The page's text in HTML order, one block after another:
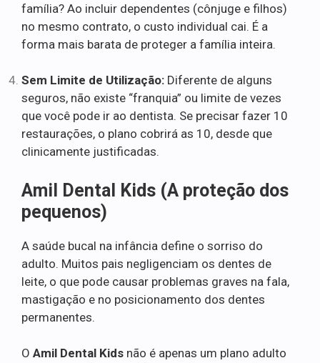
família? Ao incluir dependentes (cônjuge e filhos)
no mesmo contrato, o custo individual cai. É a
forma mais barata de proteger a família inteira.
Sem Limite de Utilização: Diferente de alguns
seguros, não existe “franquia” ou limite de vezes
que você pode ir ao dentista. Se precisar fazer 10
restaurações, o plano cobrirá as 10, desde que
clinicamente justificadas.
Amil Dental Kids (A proteção dos
pequenos)
A saúde bucal na infância define o sorriso do
adulto. Muitos pais negligenciam os dentes de
leite, o que pode causar problemas graves na fala,
mastigação e no posicionamento dos dentes
permanentes.
O Amil Dental Kids não é apenas um plano adulto